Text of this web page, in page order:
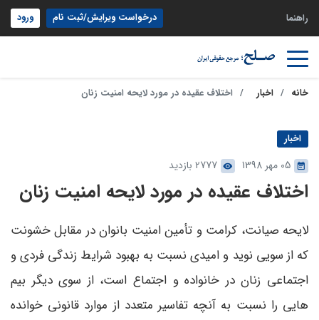
راهنما درخواست ویرایش/ثبت نام ورود
خانه اخبار اختلاف عقیده در مورد لایحه امنیت زنان
اخبار
05 مهر 1398 2777 بازدید
اختلاف عقیده در مورد لایحه امنیت زنان
لایحه صیانت، کرامت و تأمین امنیت بانوان در مقابل خشونت
که از سویی نوید و امیدی نسبت به بهبود شرایط زندگی فردی و
اجتماعی زنان در خانواده و اجتماع است، از سوی دیگر بیم
هایی را نسبت به آنچه تفاسیر متعدد از موارد قانونی خوانده